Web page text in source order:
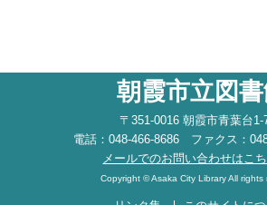
朝霞市立図
〒351-0016 朝霞市青葉台1-
電話：048-466-8686 ファクス：
メールでのお問い合わせはこ
Copyright © Asaka City Library All rights